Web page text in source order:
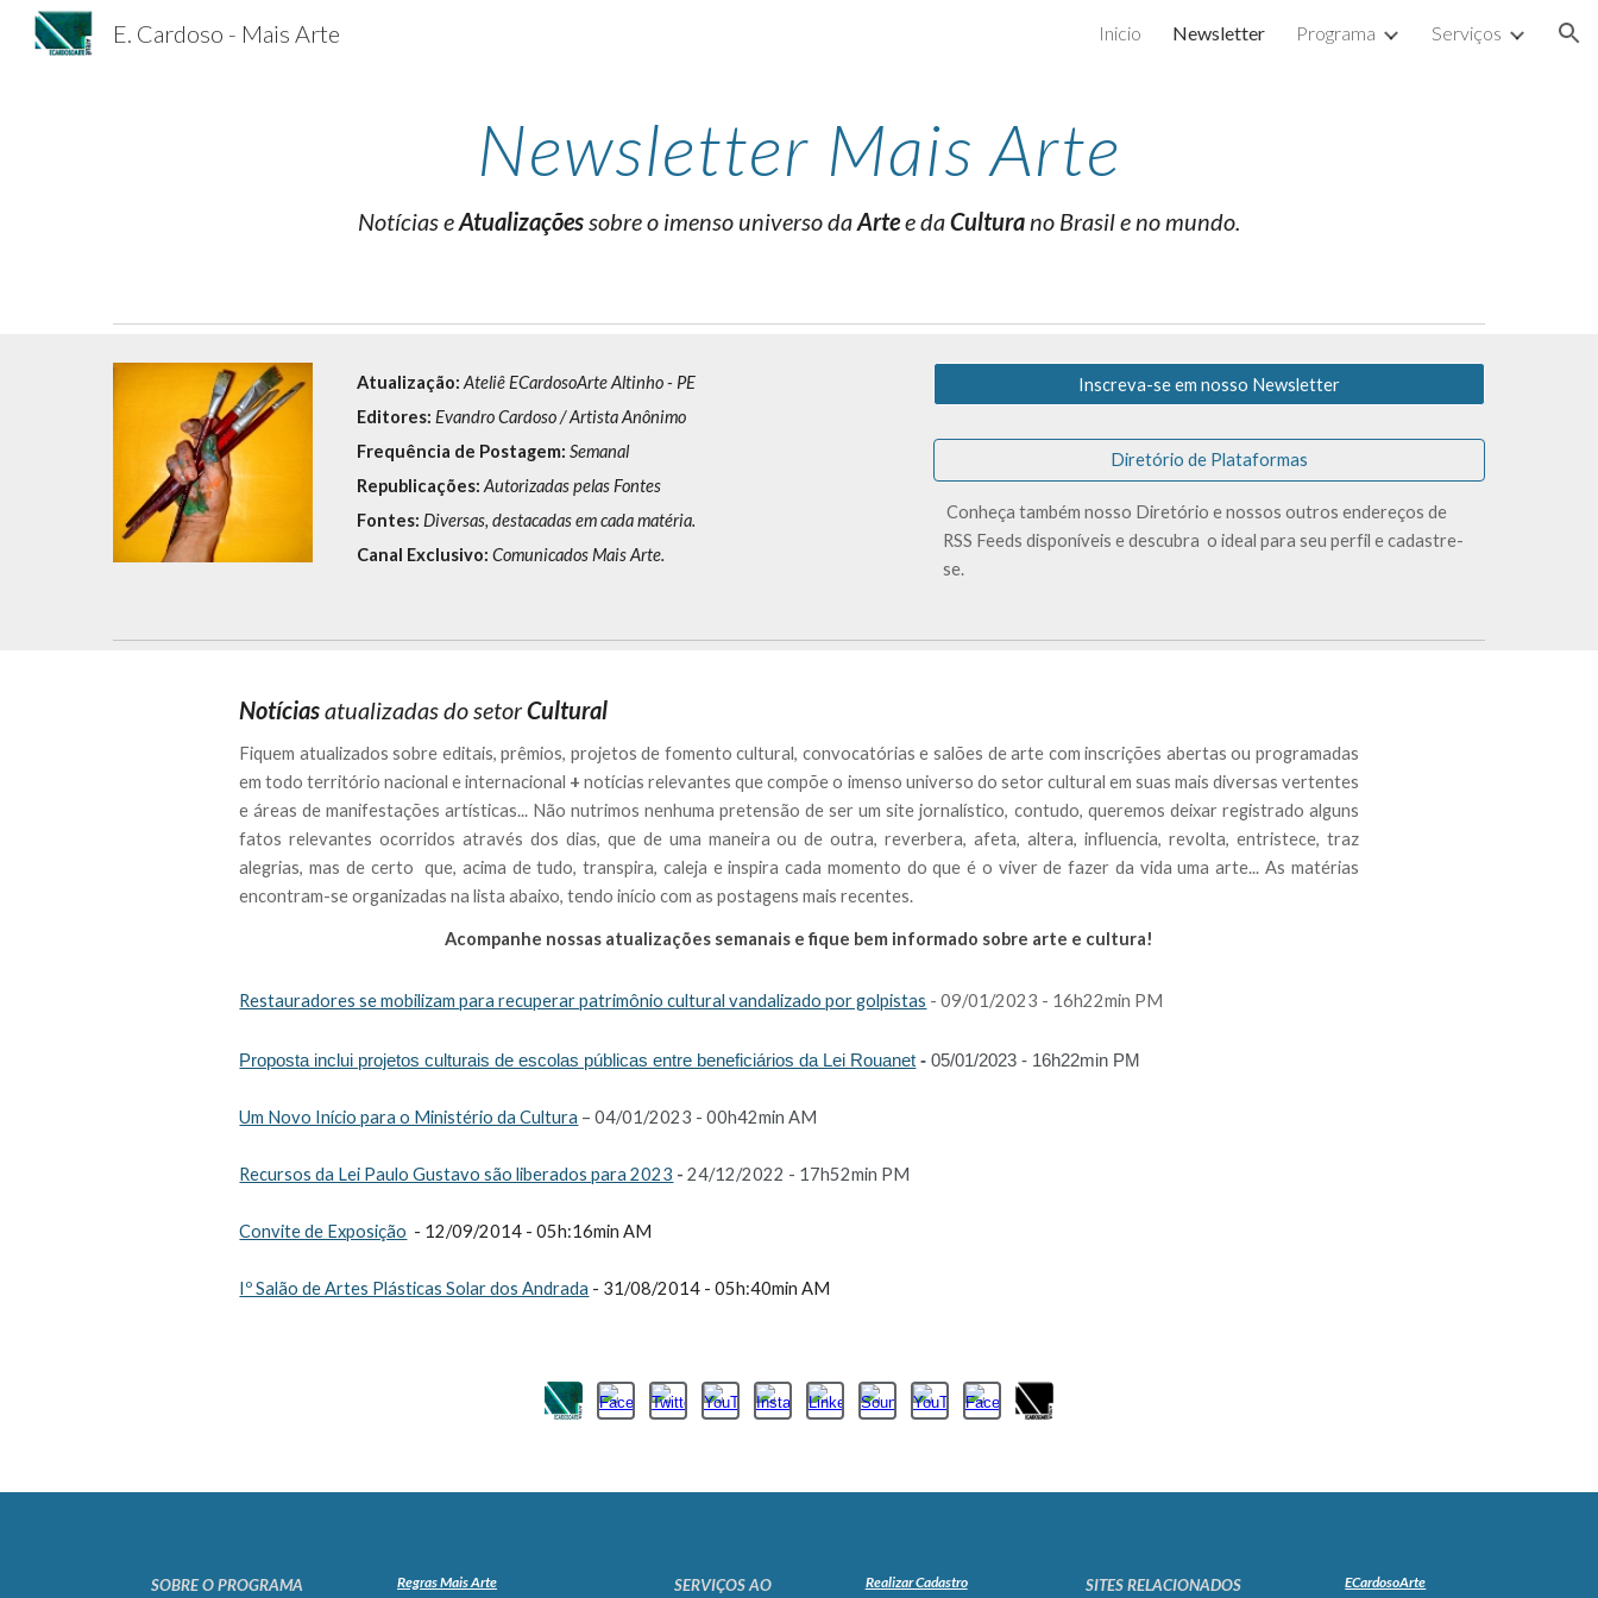
E. Cardoso - Mais Arte Inicio Newsletter Programa Serviços
Newsletter Mais Arte
NotíciaseAtualizaçõessobre o imenso universo daArtee daCulturano Brasil e no mundo.
Atualização: Ateliê ECardosoArte Altinho - PE
Editores: Evandro Cardoso / Artista Anônimo
Frequência de Postagem: Semanal
Republicações:Autorizadas pelas Fontes
Fontes: Diversas, destacadas em cada matéria.
Canal Exclusivo:Comunicados Mais Arte.
Inscreva-se em nosso Newsletter
Diretório de Plataformas
Conheça também nosso Diretório e nossos outros endereços de
RSS Feeds disponíveis e descubra o ideal para seu perfil e cadastre-
se.
Notíciasatualizadas do setorCultural
Fiquem atualizados sobre editais, prêmios, projetos de fomento cultural, convocatórias e salões de arte com inscrições abertas ou programadas
em todo território nacional e internacional + notícias relevantes que compõe o imenso universo do setor cultural em suas mais diversas vertentes
e áreas de manifestações artísticas... Não nutrimos nenhuma pretensão de ser um site jornalístico, contudo, queremos deixar registrado alguns
fatos relevantes ocorridos através dos dias, que de uma maneira ou de outra, reverbera, afeta, altera, influencia, revolta, entristece, traz
alegrias, mas de certo que, acima de tudo, transpira, caleja e inspira cada momento do que é o viver de fazer da vida uma arte... As matérias
encontram-se organizadas na lista abaixo, tendo início com as postagens mais recentes.
Acompanhe nossas atualizações semanais e fique bem informado sobre arte e cultura!
Restauradores se mobilizam para recuperar patrimônio cultural vandalizado por golpistas - 09/01/2023 - 16h22min PM
Proposta inclui projetos culturais de escolas públicas entre beneficiários da Lei Rouanet -05/01/2023 - 16h22min PM
Um Novo Início para o Ministério da Cultura – 04/01/2023 - 00h42min AM
Recursos da Lei Paulo Gustavo são liberados para 2023 -24/12/2022 - 17h52min PM
Convite de Exposição - 12/09/2014 - 05h:16min AM
Iº Salão de Artes Plásticas Solar dos Andrada - 31/08/2014 - 05h:40min AM
SOBRE O PROGRAMA Regras Mais Arte SERVIÇOS AO Realizar Cadastro SITES RELACIONADOS ECardosoArte